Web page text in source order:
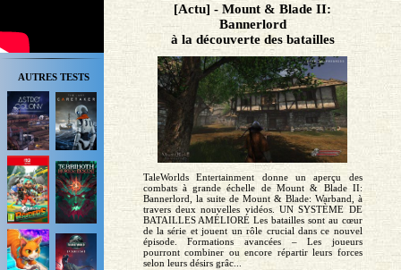
AUTRES TESTS
[Actu] - Mount & Blade II:
Bannerlord
à la découverte des batailles
TaleWorlds Entertainment donne un aperçu des
combats à grande échelle de Mount & Blade II:
Bannerlord, la suite de Mount & Blade: Warband, à
travers deux nouvelles vidéos. UN SYSTÈME DE
BATAILLES AMÉLIORÉ Les batailles sont au cœur
de la série et jouent un rôle crucial dans ce nouvel
épisode. Formations avancées – Les joueurs
pourront combiner ou encore répartir leurs forces
selon leurs désirs grâc...